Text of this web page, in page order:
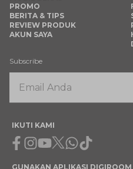
PROMO
BERITA & TIPS
REVIEW PRODUK
AKUN SAYA
Subscribe
IKUTI KAMI
Facebook
Instagram
Youtube
X Whatsapp
Tiktok
GUNAKAN APLIKASI DIGIROOM